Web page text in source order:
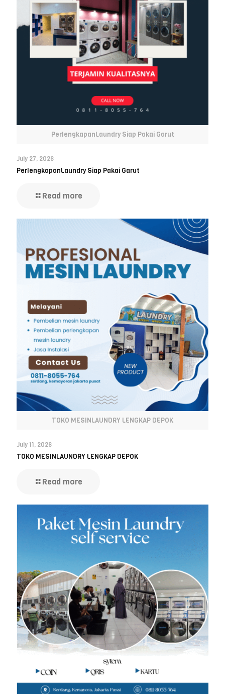
PerlengkapanLaundry Siap Pakai Garut
July 27, 2026
PerlengkapanLaundry Siap Pakai Garut
Read more
TOKO MESINLAUNDRY LENGKAP DEPOK
July 11, 2026
TOKO MESINLAUNDRY LENGKAP DEPOK
Read more